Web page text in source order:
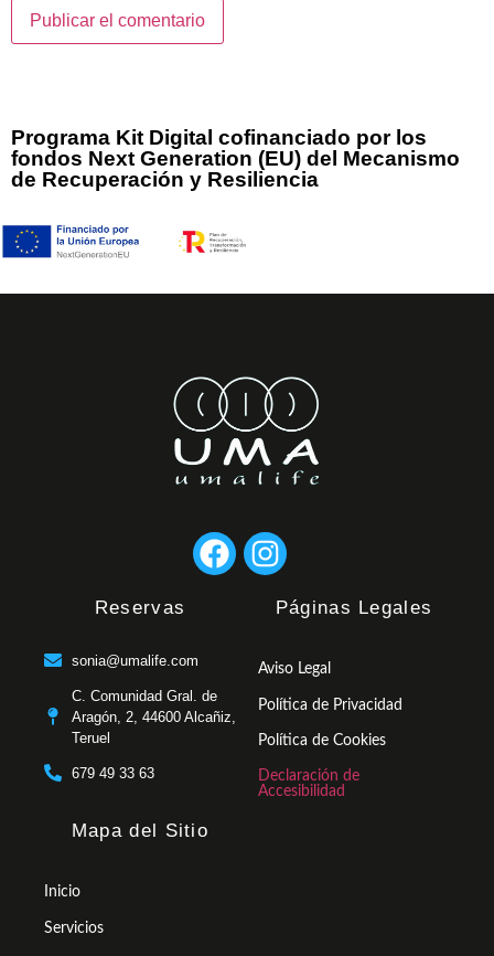
Programa Kit Digital cofinanciado por los
fondos Next Generation (EU) del Mecanismo
de Recuperación y Resiliencia
Reservas
sonia@umalife.com
C. Comunidad Gral. de
Aragón, 2, 44600 Alcañiz,
Teruel
679 49 33 63
Páginas Legales
Aviso Legal
Política de Privacidad
Política de Cookies
Declaración de
Accesibilidad
Mapa del Sitio
Inicio
Servicios